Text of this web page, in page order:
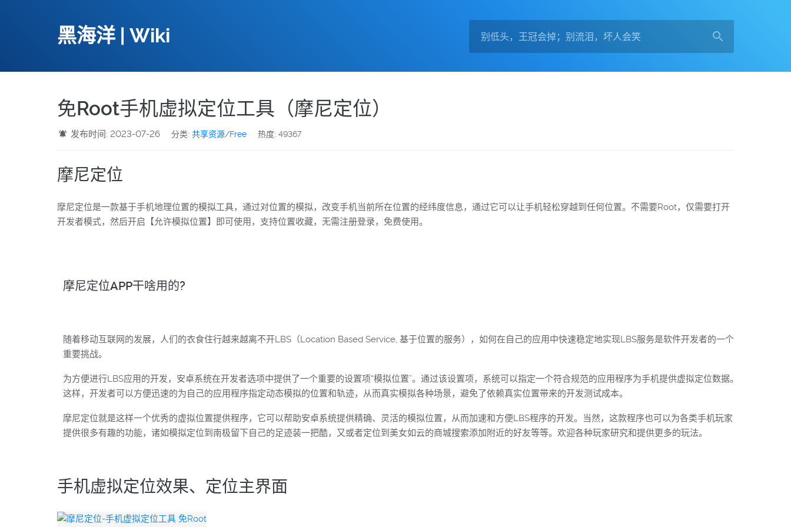
黑海洋 | Wiki
免Root手机虚拟定位工具（摩尼定位）
发布时间: 2023-07-26 分类:共享资源/Free 热度: 49367
摩尼定位
摩尼定位是一款基于手机地理位置的模拟工具，通过对位置的模拟，改变手机当前所在位置的经纬度信息，通过它可以让手机轻松穿越到任何位置。不需要Root，仅需要打开
开发者模式，然后开启【允许模拟位置】即可使用，支持位置收藏，无需注册登录，免费使用。
摩尼定位APP干啥用的?
随着移动互联网的发展，人们的衣食住行越来越离不开LBS（Location Based Service, 基于位置的服务），如何在自己的应用中快速稳定地实现LBS服务是软件开发者的一个
重要挑战。
为方便进行LBS应用的开发，安卓系统在开发者选项中提供了一个重要的设置项“模拟位置”。通过该设置项，系统可以指定一个符合规范的应用程序为手机提供虚拟定位数据。
这样，开发者可以方便迅速的为自己的应用程序指定动态模拟的位置和轨迹，从而真实模拟各种场景，避免了依赖真实位置带来的开发测试成本。
摩尼定位就是这样一个优秀的虚拟位置提供程序，它可以帮助安卓系统提供精确、灵活的模拟位置，从而加速和方便LBS程序的开发。当然，这款程序也可以为各类手机玩家
提供很多有趣的功能，诸如模拟定位到南极留下自己的足迹装一把酷，又或者定位到美女如云的商城搜索添加附近的好友等等。欢迎各种玩家研究和提供更多的玩法。
手机虚拟定位效果、定位主界面